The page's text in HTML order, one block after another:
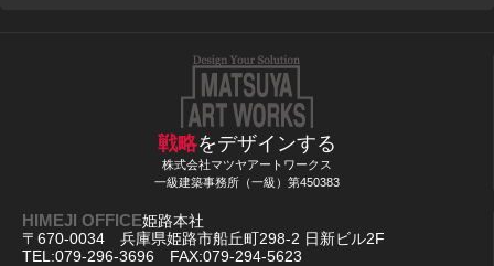
戦略をデザインする
株式会社マツヤアートワークス
一級建築事務所（一級）第450383
HIMEJI OFFICE姫路本社
〒670-0034 兵庫県姫路市船丘町298-2 日新ビル2F
TEL:079-296-3696 FAX:079-294-5623